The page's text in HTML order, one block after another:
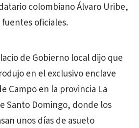
colombiano Álvaro Uribe,
oficiales.
de Gobierno local dijo que
en el exclusivo enclave
Campo en la provincia La
Santo Domingo, donde los
unos días de asueto